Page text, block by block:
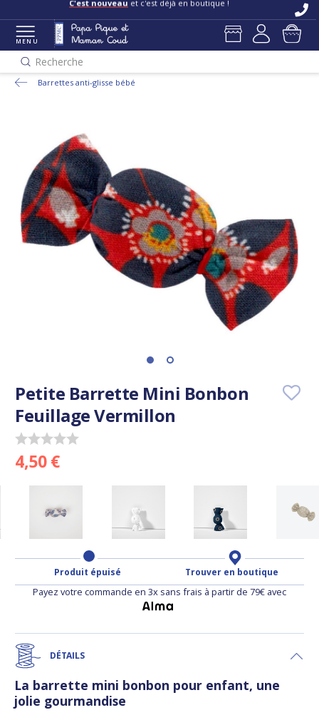
C'est nouveau et c'est déjà en boutique !
MENU
Recherche
Barrettes anti-glisse bébé
Petite Barrette Mini Bonbon
Feuillage Vermillon
4,50 €
Produit épuisé Trouver en boutique
Payez votre commande en 3x sans frais à partir de 79€ avec
DÉTAILS
La barrette mini bonbon pour enfant, une
jolie gourmandise